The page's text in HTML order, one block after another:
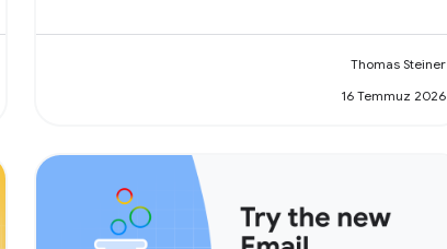
Thomas Steiner
16 Temmuz 2026